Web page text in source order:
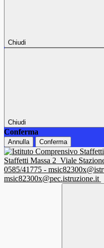
Chiudi
Chiudi
Conferma
Annulla Conferma
Staffetti Massa 2 Viale
0585/41775 -
msic82300x@pec.istruzione.it